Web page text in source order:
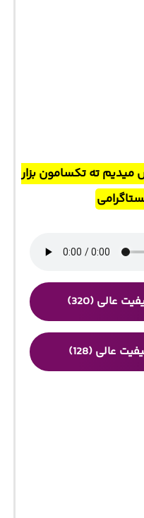
میدیم ته تکسامون بزار
عالی (320)
عالی (128)